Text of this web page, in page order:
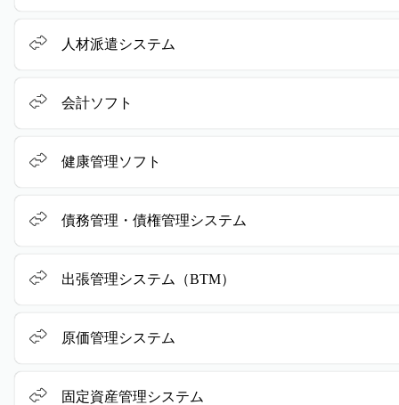
人材派遣システム
会計ソフト
健康管理ソフト
債務管理・債権管理システム
出張管理システム（BTM）
原価管理システム
固定資産管理システム